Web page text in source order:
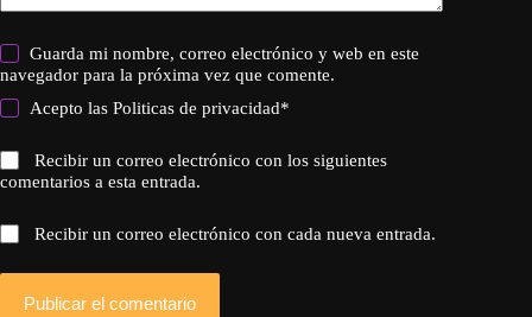
Guarda mi nombre, correo electrónico y web en este
navegador para la próxima vez que comente.
Acepto lasPoliticas de privacidad*
Recibir un correo electrónico con los siguientes
comentarios a esta entrada.
Recibir un correo electrónico con cada nueva entrada.
Publicar el comentario